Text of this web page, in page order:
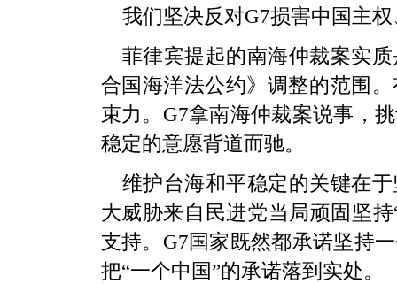
我们坚决反对G7损害中国主
菲律宾提起的南海仲裁案实
合国海洋法公约》调整的范围
束力。G7拿南海仲裁案说事，
稳定的意愿背道而驰。
维护台海和平稳定的关键在
大威胁来自民进党当局顽固坚
支持。G7国家既然都承诺坚持
把“一个中国”的承诺落到实处。